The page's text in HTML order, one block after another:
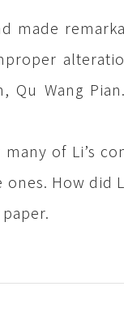
made
Qu Wang
of Li’s
How did